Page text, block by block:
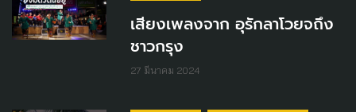
เสียงเพลงจาก อุรักลาโวยจถึง
ชาวกรุง
27 มีนาคม 2024